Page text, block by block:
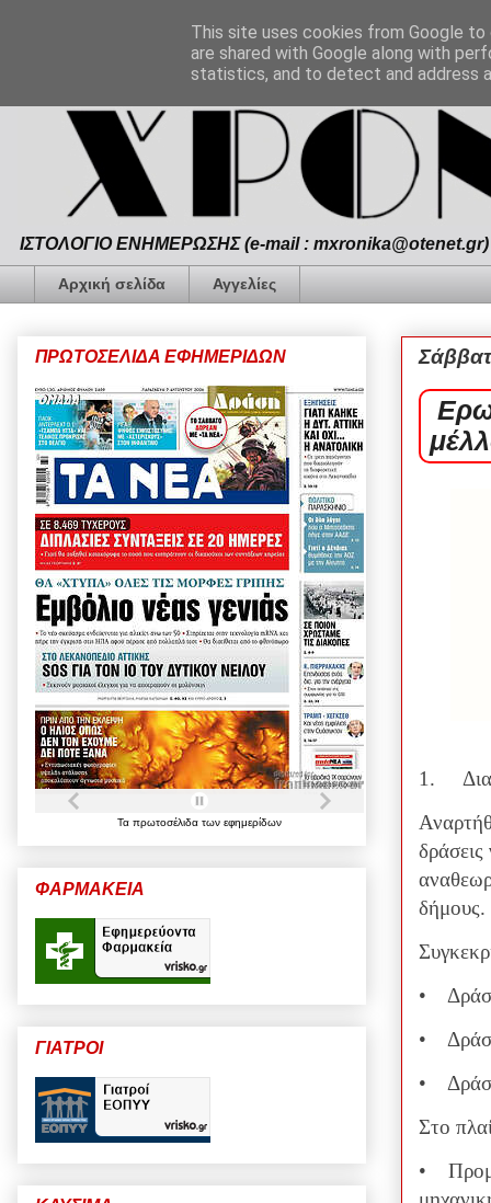
ΙΣΤΟΛΟΓΙΟ ΕΝΗΜΕΡΩΣΗΣ (e-mail :
Αρχική σελίδα Αγγελίες
1.
δήμους.
•
•
•
Στο
•
ΠΡΩΤΟΣΕΛΙΔΑ ΕΦΗΜΕΡΙΔΩΝ
Τα πρωτοσέλιδα των εφημερίδων
ΦΑΡΜΑΚΕΙΑ
ΓΙΑΤΡΟΙ
This site uses cookies from Google
are shared with Google along with
statistics, and to detect and address